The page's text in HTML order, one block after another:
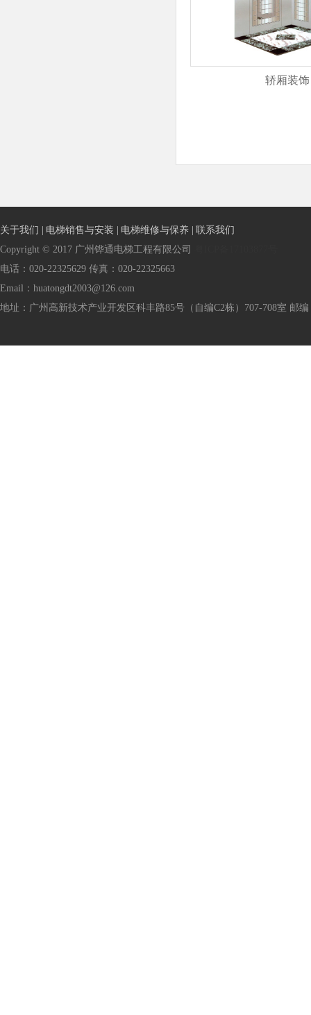
轿厢装饰
关于我们 | 电梯销售与安装 | 电梯维修与保养 |
联系我们
Copyright © 2017 广州铧通电梯工程有限公司
电话：020-22325629 传真：020-22325663
Email：huatongdt2003@126.com
地址：广州高新技术产业开发区科丰路85号（自编C2栋）707-708室 邮编